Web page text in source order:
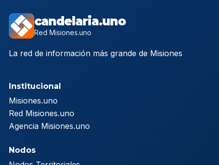
candelaria.uno
Red Misiones.uno
La red de información más grande de Misiones
Institucional
Misiones.uno
Red Misiones.uno
Agencia Misiones.uno
Nodos